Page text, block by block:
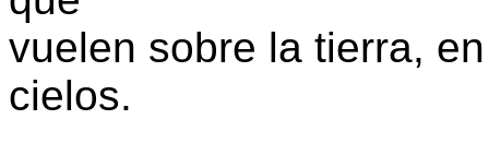
vuelen sobre la tierra,
cielos.